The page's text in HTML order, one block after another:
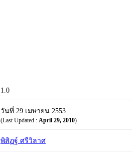
1.0
วันที่ 29 เมษายน 2553
(Last Updated : April 29, 2010)
พิสิฏฐ์ ศรีวิลาศ